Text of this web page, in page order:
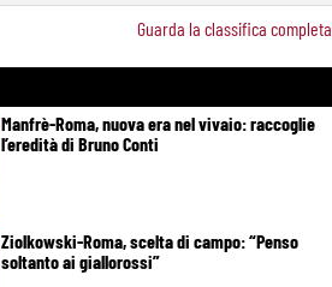
Guarda la classifica completa
Manfrè-Roma, nuova era nel vivaio: raccoglie
l’eredità di Bruno Conti
Ziolkowski-Roma, scelta di campo: “Penso
soltanto ai giallorossi”